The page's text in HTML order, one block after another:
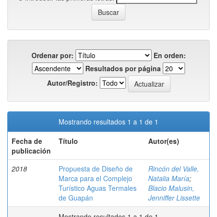
Ordenar por:
En orden:
Resultados por página
Autor/Registro:
Mostrando resultados 1 a 1 de 1
Fecha de
publicación
Título Autor(es)
2018
Propuesta de Diseño de
Marca para el Complejo
Turístico Aguas Termales
de Guapán
Rincón del Valle,
Natalia María;
Blacio Malusin,
Jenniffer Lissette